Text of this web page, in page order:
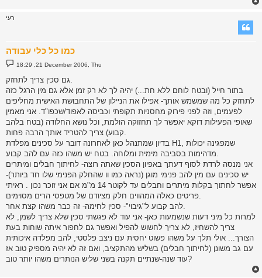
רעי
כמו כל כלי עבודה
P
o
t
18:29 ,21 December 2006, Thu
בתור חייל (ובטח לוחם ללא חת...) יהיה לך לא רק זמן אלא גם מין הרגל כזה
לתחזק כל מה שמשמש אותך- אפילו את הניילון של התחבושת האישית מחליפים
לפעמים, וזה לפני פירוק מחסניות תקופתי וכביסה לאפוד/שכפו"ד. אני מאמין
שאופי הפעילות דוקא יאפשר לך תחזוקה הולמת, וכל נושא החלודה (בטח בלהב
בדיון שמתנהל כאן לאחרונה דובר על סכינים מפלדת H1, שמפגינה יכולות
אני מנסה לרדת לסוף דעתך באפיון הסכין שאתה רוצה- לחיתוך חבלים ומיתרים
יש סכינים עם מין להב פנימי מוגן (נראה כמו וו שהחלק הפנימי שלו חד ביותר)-
אפשר לחתוך בקלות מיתרים וחבלים עד לקוטר 14 מ"מ אם אני זוכר נכון . ראיתי
למרות כל מיני דעות שנשמעות כאן- אני עוד לא פגשתי סכין שלא צריך לשמן, לא
צריך להשחיז, לא צריך לחשוש להפיל ואפשר גם לחפור איתה שוחות בעת
הצורך... אולי תלך על משהו פשוט יחסית עם ניצב פלסטי, להב מפלדה איכותית
עם גב משונן (לחיתוך חבלים) בשליש מהתקציב, ואם זה לא יהיה מספיק טוב אז
עוד שנה-שנתיים תקנה בשני שליש הנותרים משהו יותר טוב?